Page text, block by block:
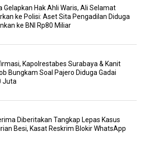
Gelapkan Hak Ahli Waris, Ali Selamat
ke Polisi: Aset Sita Pengadilan Diduga
ke BNI Rp80 Miliar
Kapolrestabes Surabaya & Kanit
Bungkam Soal Pajero Diduga Gadai
Juta
Diberitakan Tangkap Lepas Kasus
Besi, Kasat Reskrim Blokir WhatsApp